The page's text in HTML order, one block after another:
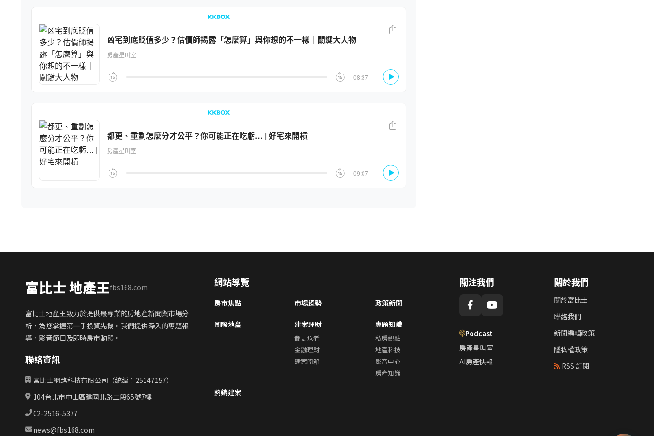
富比士 地產王fbs168.com
富比士地產王致力於提供最專業的房地產新聞與市場分
析，為您掌握第一手投資先機。我們提供深入的專題報
導、影音節目及即時房市動態。
聯絡資訊
富比士網路科技有限公司（統編：25147157）
104台北市中山區建國北路二段65號7樓
02-2516-5377
news@fbs168.com
網站導覽
房市焦點 市場趨勢 政策新聞
國際地產 建案理財
都更危老
金融理財
建案開箱
專題知識
私房觀點
地產科技
影音中心
房產知識
熱銷建案
關注我們
Podcast
房產星叫室
AI房產快報
關於我們
關於富比士
聯絡我們
新聞編輯政策
隱私權政策
RSS 訂閱